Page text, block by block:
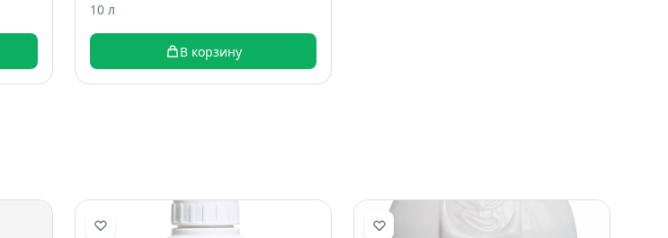
10 л
В корзину